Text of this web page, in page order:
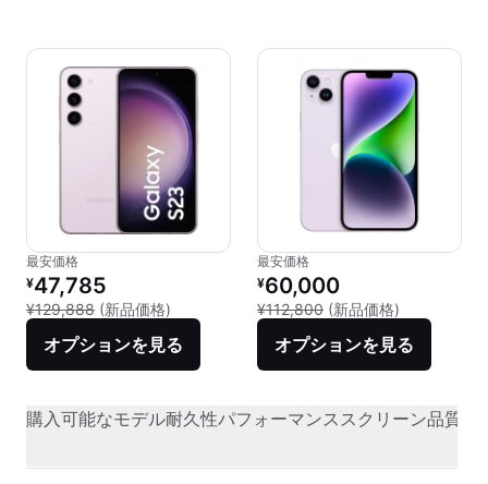
最安価格
リファービッシュ品の価格：
¥47,785
¥129,888 (新品価格) 新品との比較：¥129,888
オプションを見る
最安価格
リファービッシュ品の価格：
¥60,000
¥112,800 (新品価格)
オプションを見る
購入可能なモデル耐久性パフォーマンススクリーン品質